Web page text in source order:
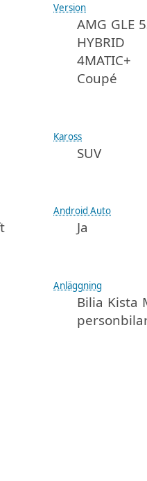
Version
AMG GLE
HYBRID
4MATIC+
Coupé
Kaross
SUV
Android Auto
Ja
Anläggning
Bilia Kista